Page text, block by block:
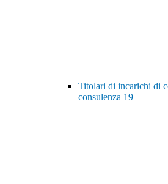
Titolari di incarichi di
consulenza 19